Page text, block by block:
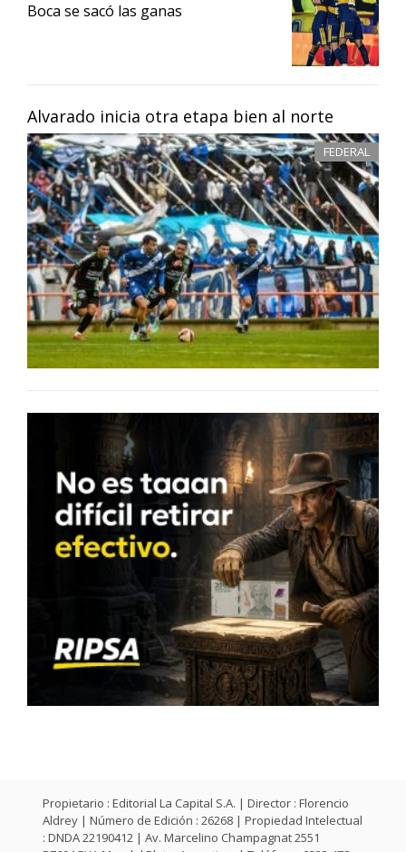
Alvarado inicia otra etapa bien al norte
FEDERAL
Boca se sacó las ganas
Propietario : Editorial La Capital S.A. | Director : Florencio
Aldrey | Número de Edición : 26268 | Propiedad Intelectual
: DNDA 22190412 | Av. Marcelino Champagnat 2551